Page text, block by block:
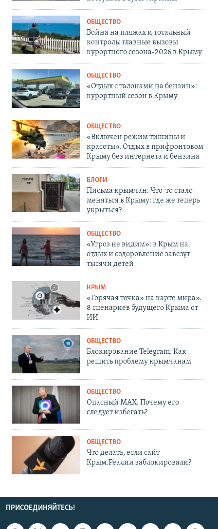
ОБЩЕСТВО
Война на пляжах и тотальный
контроль: главные вызовы
курортного сезона-2026 в Крыму
ОБЩЕСТВО
«Отдых с талонами на бензин»:
курортный сезон в Крыму
ОБЩЕСТВО
«Включен режим тишины и
красоты». Отдых в прифронтовом
Крыму без интернета и бензина
БЛОГИ
Письма крымчан. Что-то стало
меняться в Крыму: где же теперь
укрыться?
ОБЩЕСТВО
«Угроз не видим»: в Крым на
отдых и оздоровление завезут
тысячи детей
КРЫМ
«Горячая точка» на карте мира».
8 сценариев будущего Крыма от
ИИ
ОБЩЕСТВО
Блокирование Telegram. Как
решить проблему крымчанам
ОБЩЕСТВО
Опасный MAX. Почему его
следует избегать?
ОБЩЕСТВО
Что делать, если сайт
Крым.Реалии заблокировали?
ПРИСОЕДИНЯЙТЕСЬ!